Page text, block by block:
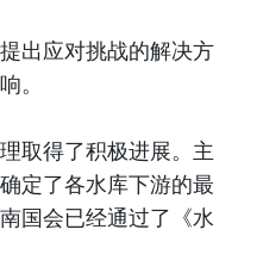
出应对挑战的解决方
。
取得了积极进展。主
定了各水库下游的最
国会已经通过了《水